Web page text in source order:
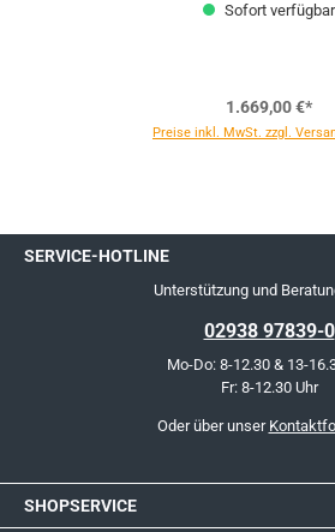
Sofort verfügbar
1.669,00 €*
Preise inkl. MwSt. zzgl.
SERVICE-HOTLINE
Unterstützung und
02938 97839-0
Mo-Do: 8-12.30 & 13-
Fr: 8-12.30 Uhr
Oder über unser
SHOPSERVICE